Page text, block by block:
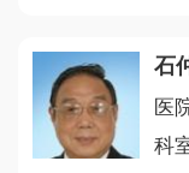
石
医
科